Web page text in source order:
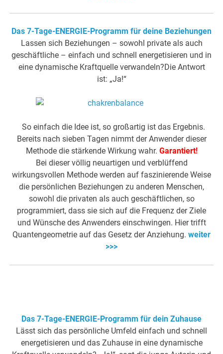
Das 7-Tage-ENERGIE-Programm für deine Beziehungen
Lassen sich Beziehungen – sowohl private als auch
geschäftliche – einfach und schnell energetisieren und in
eine dynamische Kraftquelle verwandeln?Die Antwort
ist: „Ja!“
So einfach die Idee ist, so großartig ist das Ergebnis.
Bereits nach sieben Tagen nimmt der Anwender dieser
Methode die stärkende Wirkung wahr. Garantiert!
Bei dieser völlig neuartigen und verblüffend
wirkungsvollen Methode werden auf faszinierende Weise
die persönlichen Beziehungen zu anderen Menschen,
sowohl die privaten als auch geschäftlichen, so
programmiert, dass sie sich auf die Frequenz der Ziele
und Wünsche des Anwenders einschwingen. Hier trifft
Quantengeometrie auf das Gesetz der Anziehung. weiter
>>>
Das 7-Tage-ENERGIE-Programm für dein Zuhause
Lässt sich das persönliche Umfeld einfach und schnell
energetisieren und das Zuhause in eine dynamische